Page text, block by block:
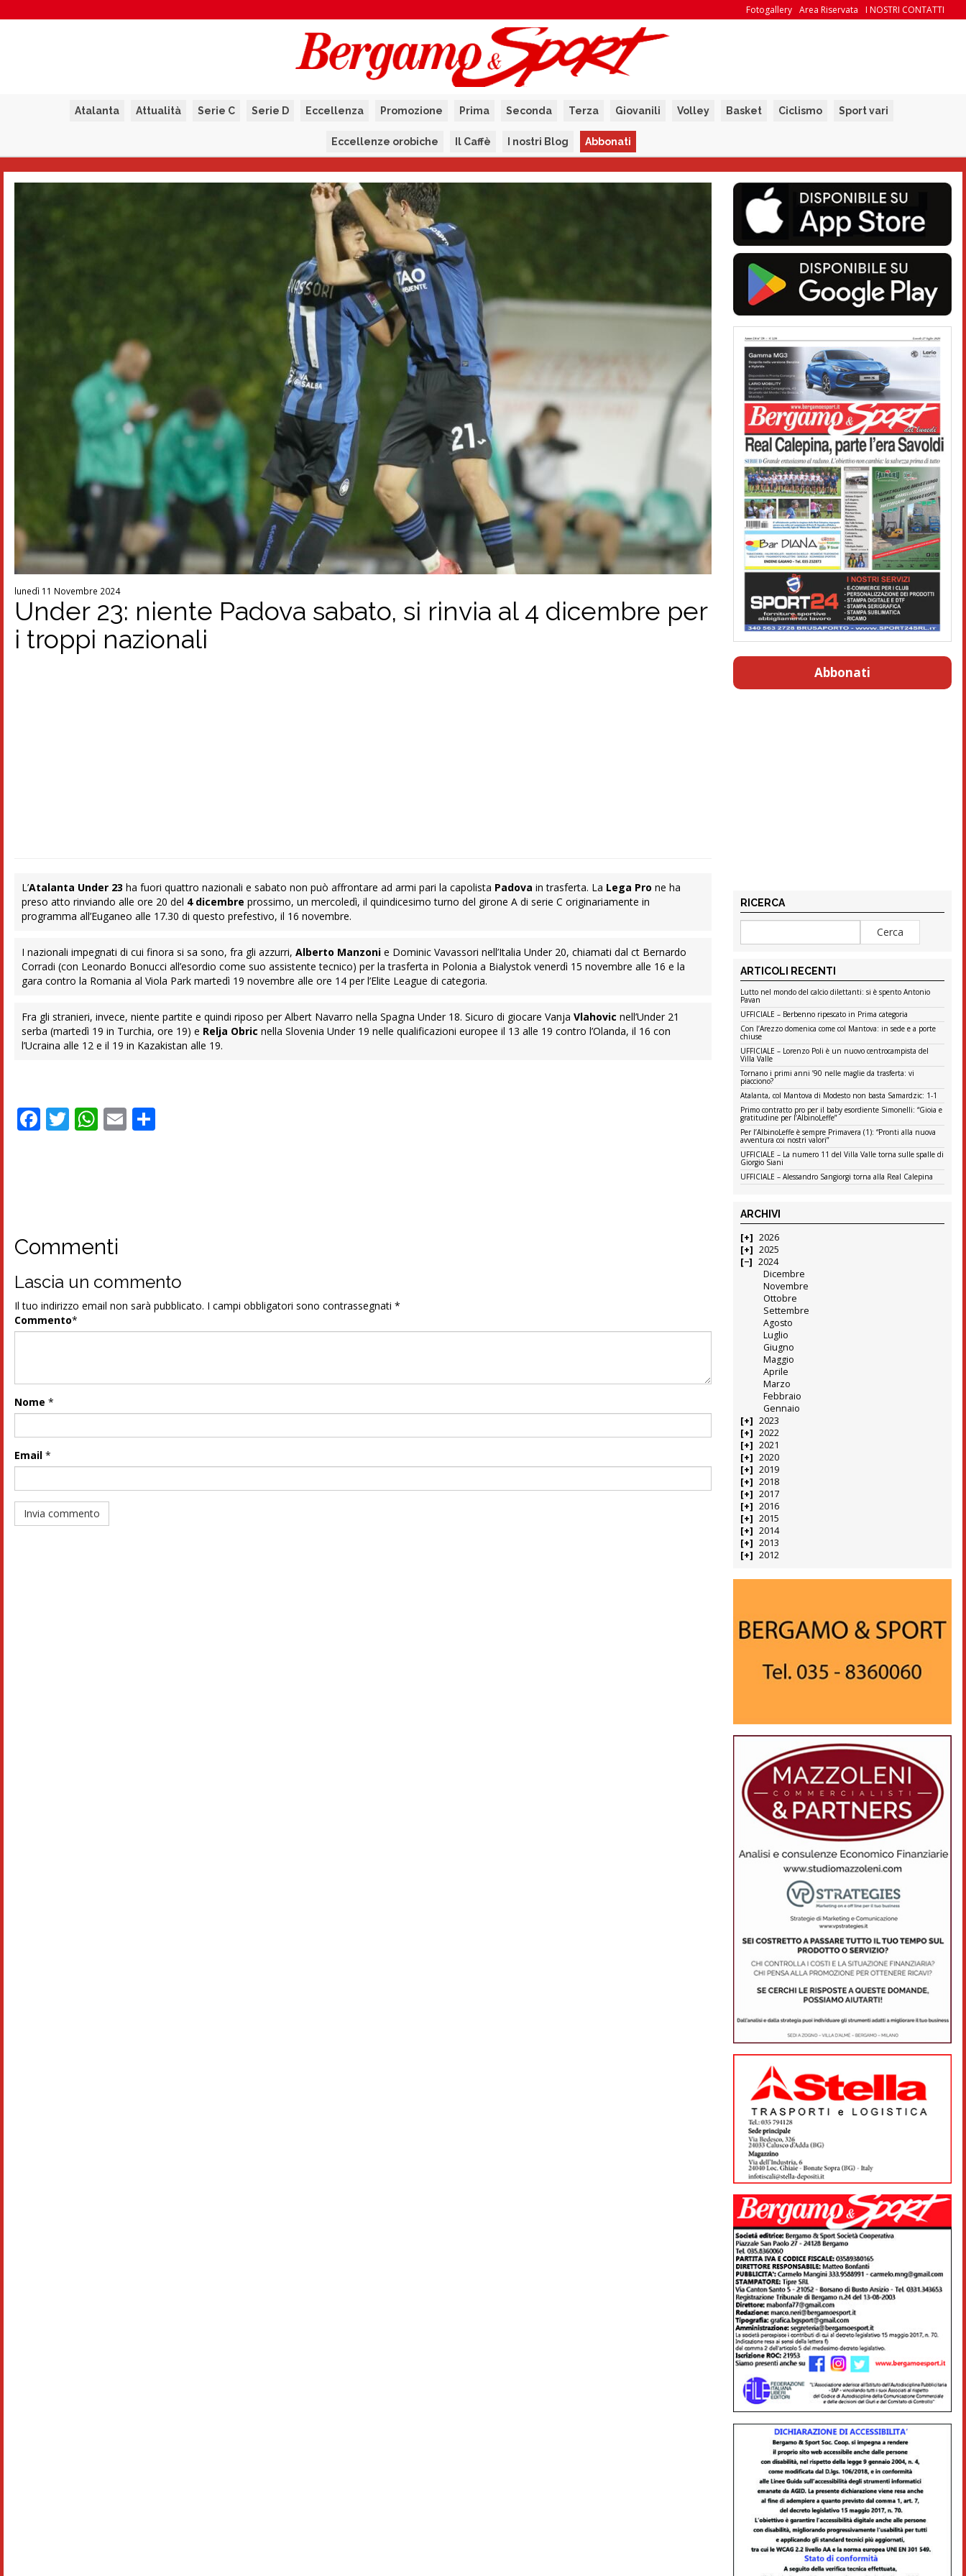
I NOSTRI CONTATTI
Area Riservata
Fotogallery
Atalanta Attualità Serie C Serie D Eccellenza Promozione Prima Seconda Terza Giovanili Volley Basket Ciclismo Sport vari
Eccellenze orobiche Il Caffè I nostri Blog Abbonati
lunedì 11 Novembre 2024
Under 23: niente Padova sabato, si rinvia al 4 dicembre per
i troppi nazionali
L’Atalanta Under 23 ha fuori quattro nazionali e sabato non può affrontare ad armi pari la capolista Padova in trasferta. La Lega Pro ne ha
preso atto rinviando alle ore 20 del 4 dicembre prossimo, un mercoledì, il quindicesimo turno del girone A di serie C originariamente in
programma all’Euganeo alle 17.30 di questo prefestivo, il 16 novembre.
I nazionali impegnati di cui finora si sa sono, fra gli azzurri,Alberto Manzoni e Dominic Vavassori nell’Italia Under 20, chiamati dal ct Bernardo
Corradi (con Leonardo Bonucci all’esordio come suo assistente tecnico) per la trasferta in Polonia a Bialystok venerdì 15 novembre alle 16 e la
gara contro la Romania al Viola Park martedì 19 novembre alle ore 14 per l’Elite League di categoria.
Fra gli stranieri, invece, niente partite e quindi riposo per Albert Navarro nella Spagna Under 18. Sicuro di giocare VanjaVlahovic nell’Under 21
serba (martedì 19 in Turchia, ore 19) e Relja Obric nella Slovenia Under 19 nelle qualificazioni europee il 13 alle 19 contro l’Olanda, il 16 con
l’Ucraina alle 12 e il 19 in Kazakistan alle 19.
Facebook
Twitter
WhatsApp
Email
Commenti
Lascia un commento
Il tuo indirizzo email non sarà pubblicato. I campi obbligatori sono contrassegnati*
Commento*
Nome *
Email *
Abbonati
RICERCA
ARTICOLI RECENTI
Lutto nel mondo del calcio dilettanti: si è spento Antonio
Pavan
UFFICIALE – Berbenno ripescato in Prima categoria
Con l’Arezzo domenica come col Mantova: in sede e a porte
chiuse
UFFICIALE – Lorenzo Poli è un nuovo centrocampista del
Villa Valle
Tornano i primi anni ’90 nelle maglie da trasferta: vi
piacciono?
Atalanta, col Mantova di Modesto non basta Samardzic: 1-1
Primo contratto pro per il baby esordiente Simonelli: “Gioia e
gratitudine per l’AlbinoLeffe”
Per l’AlbinoLeffe è sempre Primavera (1): “Pronti alla nuova
avventura coi nostri valori”
UFFICIALE – La numero 11 del Villa Valle torna sulle spalle di
Giorgio Siani
UFFICIALE – Alessandro Sangiorgi torna alla Real Calepina
ARCHIVI
2026
2025
2024
Dicembre
Novembre
Ottobre
Settembre
Agosto
Luglio
Giugno
Maggio
Aprile
Marzo
Febbraio
Gennaio
2023
2022
2021
2020
2019
2018
2017
2016
2015
2014
2013
2012